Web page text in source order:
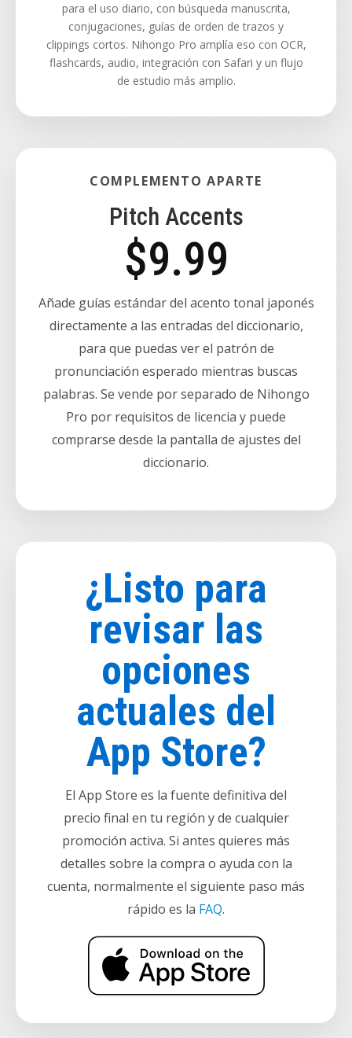
para el uso diario, con búsqueda manuscrita,
conjugaciones, guías de orden de trazos y
clippings cortos. Nihongo Pro amplía eso con OCR,
flashcards, audio, integración con Safari y un flujo
de estudio más amplio.
COMPLEMENTO APARTE
Pitch Accents
$9.99
Añade guías estándar del acento tonal japonés
directamente a las entradas del diccionario,
para que puedas ver el patrón de
pronunciación esperado mientras buscas
palabras. Se vende por separado de Nihongo
Pro por requisitos de licencia y puede
comprarse desde la pantalla de ajustes del
diccionario.
¿Listo para
revisar las
opciones
actuales del
App Store?
El App Store es la fuente definitiva del
precio final en tu región y de cualquier
promoción activa. Si antes quieres más
detalles sobre la compra o ayuda con la
cuenta, normalmente el siguiente paso más
rápido es la FAQ.